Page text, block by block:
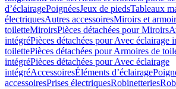
d’éclairagePoignéesJeux de piedsTableaux
électriquesAutres accessoiresMiroirs et
toiletteMiroirsPièces détachées pour Miroirs
intégréPièces détachées pour Avec éclairage
toilettePièces détachées pour Armoires de
intégréPièces détachées pour Avec éclairage
intégréAccessoiresÉléments d’éclairage
accessoiresPrises électriquesRobinetteries